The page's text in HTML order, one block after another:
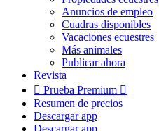
Anuncios de empleo
Cuadras disponibles
Vacaciones ecuestres
Más animales
Publicar ahora
Revista
 Prueba Premium 
Resumen de precios
Descargar app
Descargar app